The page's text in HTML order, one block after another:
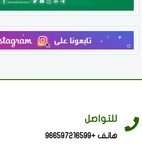
للتواصل
هاتف +966597216599